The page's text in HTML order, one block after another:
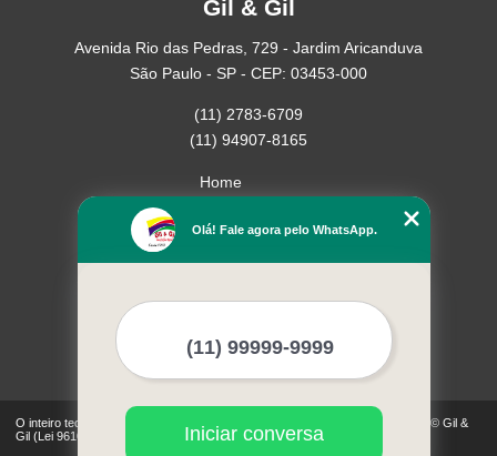
Gil & Gil
Avenida Rio das Pedras, 729 - Jardim Aricanduva
São Paulo - SP - CEP: 03453-000
(11) 2783-6709
(11) 94907-8165
Home
Missão
O inteiro teor deste site está sujeito à proteção de direitos autorais. Copyright© Gil &
Gil (Lei 9610 de 19/02/1998)
Olá! Fale agora pelo WhatsApp.
Iniciar conversa